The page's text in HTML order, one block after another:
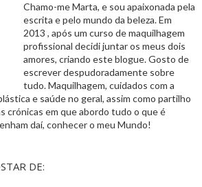
Chamo-me Marta, e sou apaixonada pela
escrita e pelo mundo da beleza. Em
2013 , após um curso de maquilhagem
profissional decidi juntar os meus dois
amores, criando este blogue. Gosto de
escrever despudoradamente sobre
tudo. Maquilhagem, cuidados com a
e saúde no geral, assim como partilho
crónicas em que abordo tudo o que é
daí, conhecer o meu Mundo!
DE: